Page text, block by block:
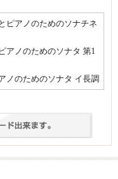
ピアノのためのソナチネ
アノのためのソナタ 第1
ノのためのソナタ イ長調